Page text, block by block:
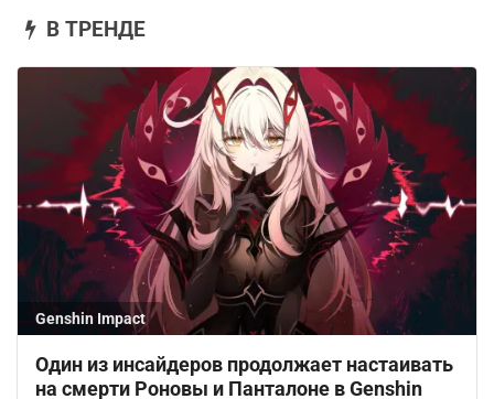
В ТРЕНДЕ
Genshin Impact
Один из инсайдеров продолжает настаивать
на смерти Роновы и Панталоне в Genshin